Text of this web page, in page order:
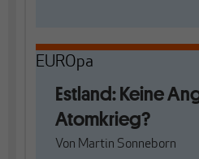
EUROpa
Estland: Keine
Atomkrieg?
Von Martin Sonneborn